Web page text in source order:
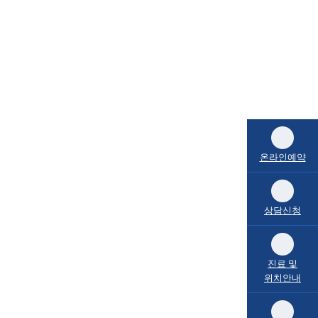
온라인예약
상담신청
진료 및
위치안내